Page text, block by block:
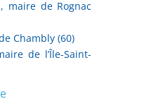
maire de Rognac
Chambly (60)
de l’Île-Saint-